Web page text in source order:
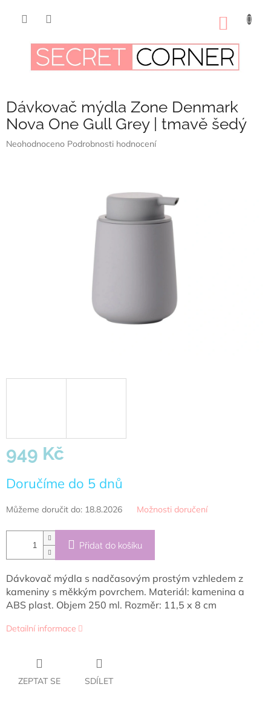
Dávkovač mýdla Zone Denmark
Nova One Gull Grey | tmavě šedý
Průměrné
Neohodnoceno Podrobnosti hodnocení
949 Kč
cena:
Doručíme do 5 dnů
Můžeme doručit do: 18.8.2026 Možnosti doručení
Přidat do košíku
Dávkovač mýdla s nadčasovým prostým vzhledem z
kameniny s měkkým povrchem. Materiál: kamenina a
ABS plast. Objem 250 ml. Rozměr: 11,5 x 8 cm
Detailní informace
ZEPTAT SE SDÍLET